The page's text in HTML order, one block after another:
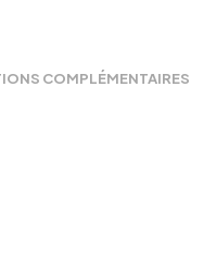
COMPLÉMENTAIRES